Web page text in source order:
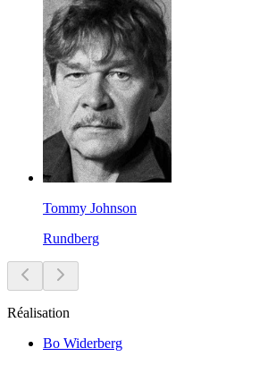
Tommy Johnson
Rundberg
Réalisation
Bo Widerberg